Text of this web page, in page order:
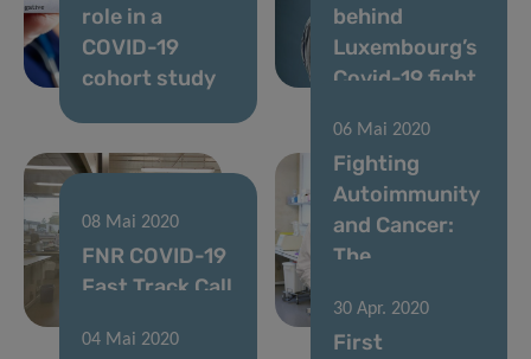
role in a
COVID-19
cohort study
behind
Luxembourg’s
Covid-19 fight
08 Mai 2020
FNR COVID-19
Fast Track Call
06 Mai 2020
Fighting
Autoimmunity
and Cancer:
The
Key
04 Mai 2020
30 Apr. 2020
First